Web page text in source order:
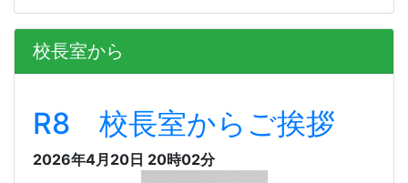
校長室から
R8 校長室からご挨拶
2026年4月20日 20時02分